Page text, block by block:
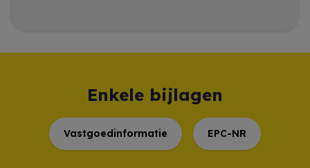
Enkele bijlagen
Vastgoedinformatie EPC-NR